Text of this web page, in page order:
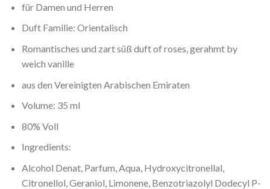
für Damen und Herren
Duft Familie: Orientalisch
Romantisches und zart süß duft of roses, gerahmt by
weich vanille
aus den Vereinigten Arabischen Emiraten
Volume: 35 ml
80% Voll
Ingredients:
Alcohol Denat, Parfum, Aqua, Hydroxycitronellal,
Citronellol, Geraniol, Limonene, Benzotriazolyl Dodecyl P-